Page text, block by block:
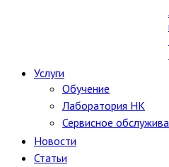
Услуги
Обучение
Лаборатория НК
Сервисное
Новости
Статьи